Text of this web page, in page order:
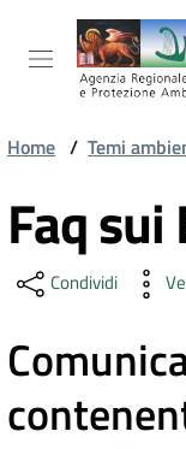
Salta al contenuto
Salta alla navigazione
Salta al footer
TEMI
TERRITORIO
Home / Temi
Vai al contenuto
Faq sui
Condividi